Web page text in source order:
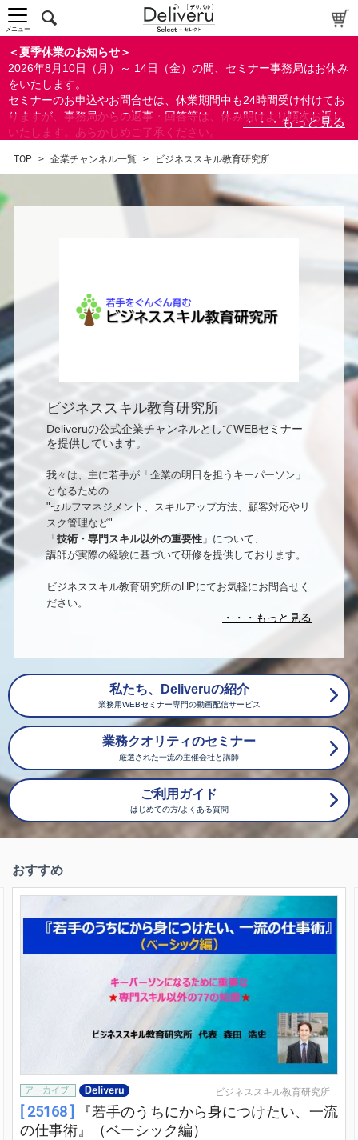
＜夏季休業のお知らせ＞
2026年8月10日（月）～ 14日（金）の間、セミナー事務局はお休み
をいたします。
セミナーのお申込やお問合せは、休業期間中も24時間受け付けてお
りますが、事務局からの返事・回答等は、休み明けより順次お返し
いたします。あらかじめご了承ください。
ができます。
メニュー
TOP > 企業チャンネル一覧 > ビジネススキル教育研究所
ビジネススキル教育研究所
Deliveruの公式企業チャンネルとしてWEBセミナー
を提供しています。
我々は、主に若手が「企業の明日を担うキーパーソン」
となるための
"セルフマネジメント、スキルアップ方法、顧客対応やリ
スク管理など"
「 技術・ 専門スキル以外の重要性」について、
講師が実際の経験に基づいて研修を提供しております。
ビジネススキル教育研究所のHPにてお気軽にお問合せく
ださい。
私たち、Deliveruの紹介
業務用WEBセミナー専門の動画配信サービス
業務クオリティのセミナー
厳選された一流の主催会社と講師
ご利用ガイド
はじめての方/よくある質問
おすすめ
ビジネススキル教育研究所
[ 25168 ]
『若手のうちにから身につけたい、一流
の仕事術』（ベーシック編）